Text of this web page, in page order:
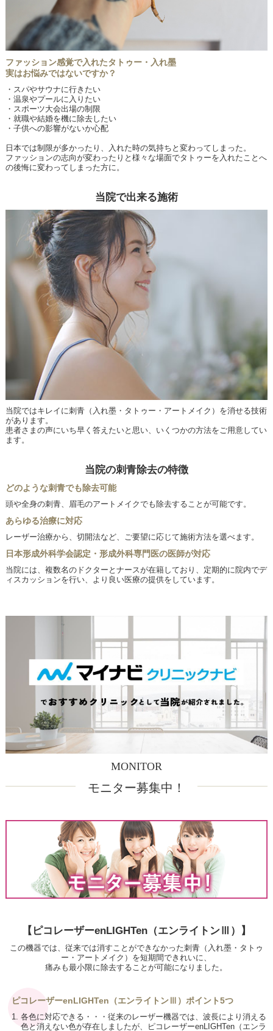
ファッション感覚で入れたタトゥー・入れ墨
実はお悩みではないですか？
・スパやサウナに行きたい
・温泉やプールに入りたい
・スポーツ大会出場の制限
・就職や結婚を機に除去したい
・子供への影響がないか心配
日本では制限が多かったり、入れた時の気持ちと変わってしまった。
ファッションの志向が変わったりと様々な場面でタトゥーを入れたことへ
の後悔に変わってしまった方に。
当院で出来る施術
当院ではキレイに刺青（入れ墨・タトゥー・アートメイク）を消せる技術
があります。
患者さまの声にいち早く答えたいと思い、いくつかの方法をご用意してい
ます。
当院の刺青除去の特徴
どのような刺青でも除去可能
頭や全身の刺青、眉毛のアートメイクでも除去することが可能です。
あらゆる治療に対応
レーザー治療から、切開法など、ご要望に応じて施術方法を選べます。
日本形成外科学会認定・形成外科専門医の医師が対応
当院には、複数名のドクターとナースが在籍しており、定期的に院内でデ
ィスカッションを行い、より良い医療の提供をしています。
MONITOR
モニター募集中！
【ピコレーザーenLIGHTen（エンライトンⅢ）】
この機器では、従来では消すことができなかった刺青（入れ墨・タトゥ
ー・アートメイク）を短期間できれいに、
痛みも最小限に除去することが可能になりました。
ピコレーザーenLIGHTen（エンライトンⅢ）ポイント5つ
1. 各色に対応できる・・・従来のレーザー機器では、波長により消える
色と消えない色が存在しましたが、ピコレーザーenLIGHTen（エンラ